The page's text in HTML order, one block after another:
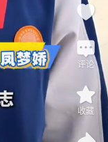
评论
收藏